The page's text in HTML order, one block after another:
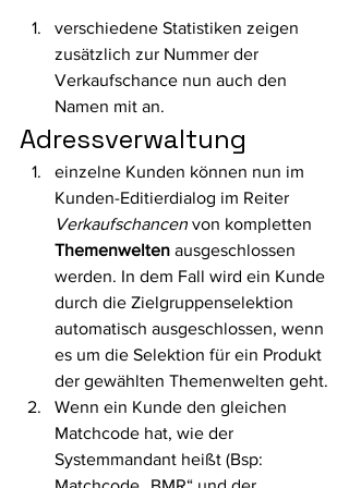
verschiedene Statistiken zeigen
zusätzlich zur Nummer der
Verkaufschance nun auch den
Namen mit an.
Adressverwaltung
einzelne Kunden können nun im
Kunden-Editierdialog im Reiter
Verkaufschancen von kompletten
Themenwelten ausgeschlossen
werden. In dem Fall wird ein Kunde
durch die Zielgruppenselektion
automatisch ausgeschlossen, wenn
es um die Selektion für ein Produkt
der gewählten Themenwelten geht.
Wenn ein Kunde den gleichen
Matchcode hat, wie der
Systemmandant heißt (Bsp: